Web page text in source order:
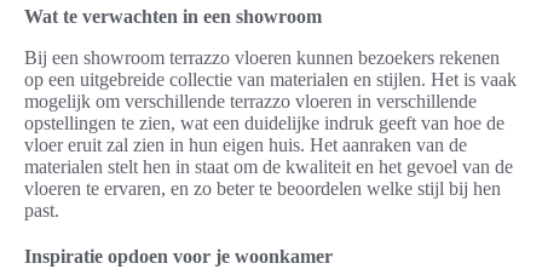
Wat te verwachten in een showroom
Bij een showroom terrazzo vloeren kunnen bezoekers rekenen
op een uitgebreide collectie van materialen en stijlen. Het is vaak
mogelijk om verschillende terrazzo vloeren in verschillende
opstellingen te zien, wat een duidelijke indruk geeft van hoe de
vloer eruit zal zien in hun eigen huis. Het aanraken van de
materialen stelt hen in staat om de kwaliteit en het gevoel van de
vloeren te ervaren, en zo beter te beoordelen welke stijl bij hen
past.
Inspiratie opdoen voor je woonkamer